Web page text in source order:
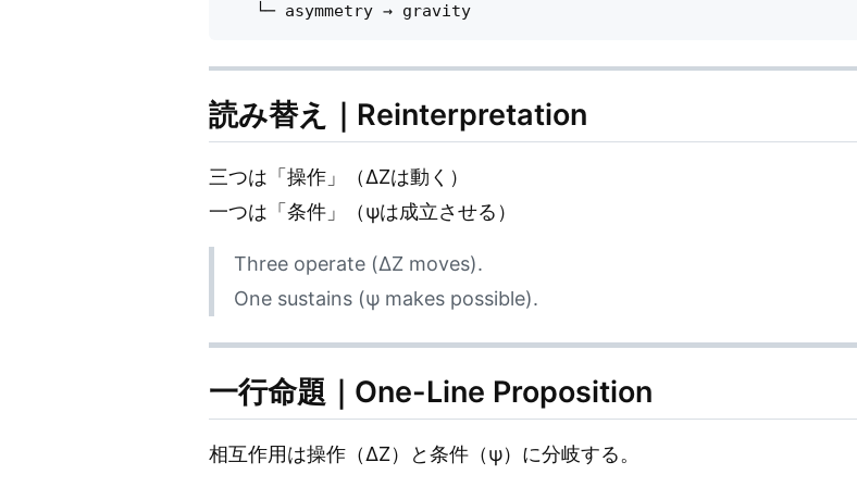
読み替え｜Reinterpretation
三つは「操作」（ΔZは動く）
一つは「条件」（ψは成立させる）
Three operate (ΔZ moves).
One sustains (ψ makes possible).
一行命題｜One-Line Proposition
相互作用は操作（ΔZ）と条件（ψ）に分岐する。